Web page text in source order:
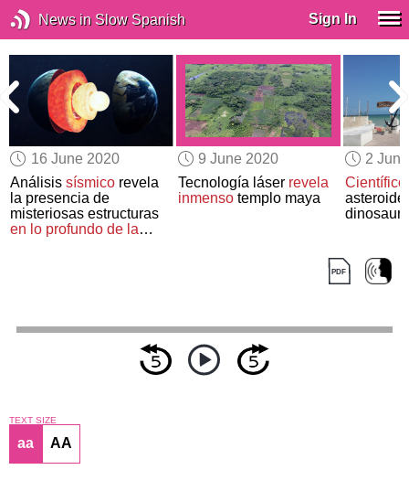
News in Slow Spanish Sign In
16 June 2020
Análisissísmico revela
la presencia de
misteriosas estructuras
en lo profundo de la
9 June 2020
Tecnología láser revela
inmensotemplo maya
2
asteroide
TEXT SIZE
aa AA